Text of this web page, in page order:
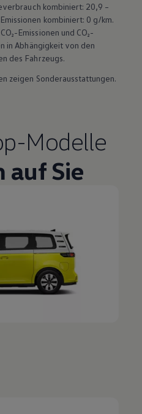
kombiniert: 20,9 –
kombiniert: 0 g/km.
Emissionen und CO₂-
in Abhängigkeit von den
des Fahrzeugs.
zeigen Sonderausstattungen.
Modelle
Sie